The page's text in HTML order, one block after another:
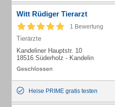
Witt Rüdiger Tierarzt
1 Bewertung
Tierärzte
Kandeliner Hauptstr. 10
18516 Süderholz - Kandelin
Heise PRIME gratis testen